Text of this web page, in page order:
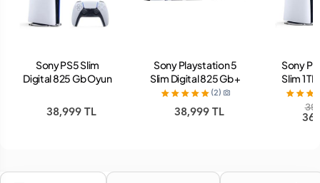
Sony PS5 Slim
Digital 825 Gb Oyun
Garantili)
38,999 TL
Sony Playstation 5
Slim Digital 825 Gb +
Fortnite v2 Bundle
PS5 Oyun Konsolu
(2)
38,999 TL
Sony
Slim 1